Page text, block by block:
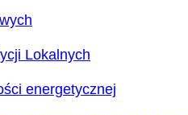
Lokalnych
energetycznej